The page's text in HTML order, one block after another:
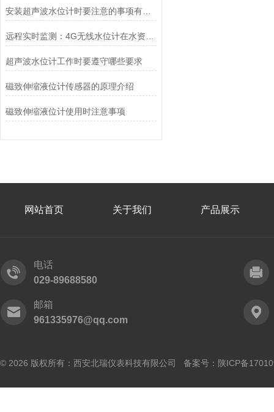
安装超声波水位计时要注意的事项有哪些？
超声波水位计工作时要遵守哪些要求
磁致伸缩液位计传感器的原理介绍
磁致伸缩液位计使用时注意事项
网站首页 关于我们 产品展示
电话
029-89688580
邮箱
961335976@qq.com
© 2026 版权所有：西安北瑞仪表科技有限公司 备案号： 陕ICP备